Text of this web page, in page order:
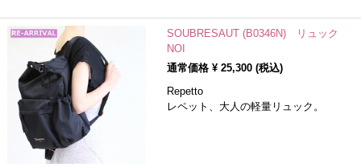
SOUBRESAUT (B0346N) リュック
NOI
通常価格 ¥ 25,300(税込)
Repetto
レペット、大人の軽量リュック。